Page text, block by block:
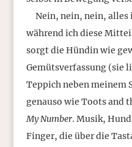
Nein, nein, nein, alles
während ich diese
sorgt die Hündin wie
Gemütsverfassung (sie
Teppich neben meinem
genauso wie Toots and
My Number. Musik,
Finger, die über die